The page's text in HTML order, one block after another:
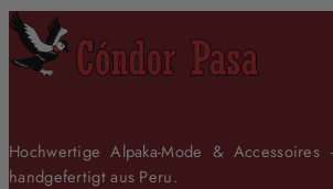
Hochwertige Alpaka-Mode &
handgefertigt aus Peru.